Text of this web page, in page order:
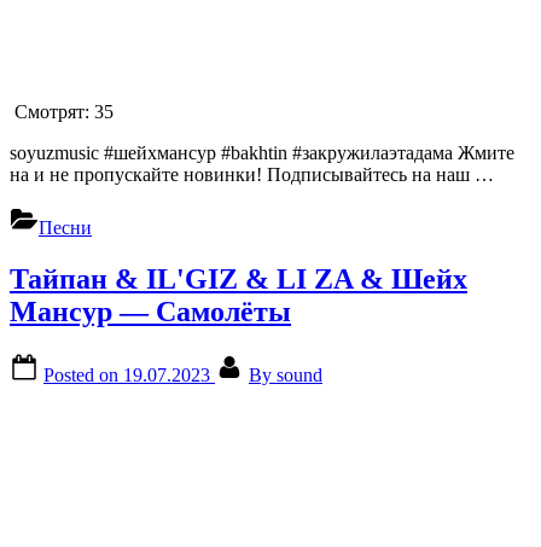
Смотрят: 35
soyuzmusic #шейхмансур #bakhtin #закружилаэтадама Жмите
на и не пропускайте новинки! Подписывайтесь на наш …
Песни
Тайпан & IL'GIZ & LI ZA & Шейх
Мансур — Самолёты
Posted on 19.07.2023 By sound